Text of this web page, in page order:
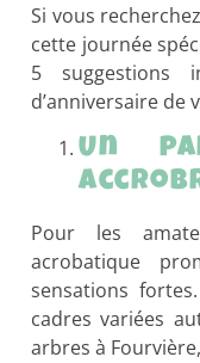
Si vous
cette journée
5 suggestions
d’anniversaire de
Un
Pour les
acrobatique
sensations
cadres variées
arbres à